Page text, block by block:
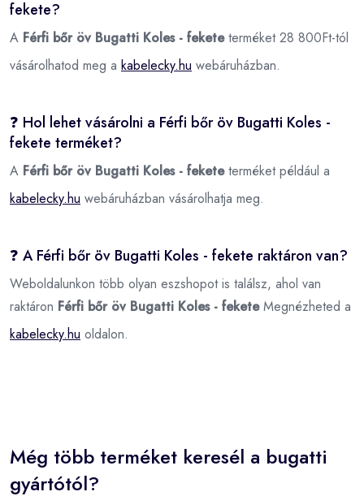
fekete?
A Férfi bőr öv Bugatti Koles - feketeterméket 28 800Ft-tól
vásárolhatod meg a kabelecky.hu webáruházban.
❓ Hol lehet vásárolni a Férfi bőr öv Bugatti Koles -
fekete terméket?
A Férfi bőr öv Bugatti Koles - feketeterméket például a
kabelecky.hu webáruházban vásárolhatja meg.
❓ A Férfi bőr öv Bugatti Koles - fekete raktáron van?
Weboldalunkon több olyan eszshopot is találsz, ahol van
raktáron Férfi bőr öv Bugatti Koles - feketeMegnézheted a
kabelecky.hu oldalon.
Még több terméket keresél a bugatti
gyártótól?